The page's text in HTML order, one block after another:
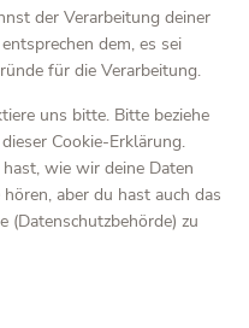
der Verarbeitung deiner
dem, es sei
für die Verarbeitung.
uns bitte. Bitte beziehe
Cookie-Erklärung.
wie wir deine Daten
aber du hast auch das
(Datenschutzbehörde) zu